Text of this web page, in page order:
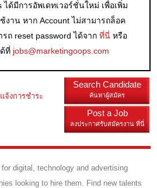
INSIGHT
DIGITAL
JOBS
JOBS
วิธีลงปร
ได้มีการอัพเดทเวอร์ชั่นใหม่ เพื่อเพิ่ม
งาน หาก Account ไม่สามารถล็อค
ถ reset password ได้จาก ที่นี่ หรือ
ที่ jobs@marketingoops.com
แจ้งการชำระ
Search Candidate
ค้นหาผู้สมัคร
Post a Job
ลงประกาศรับสมัครงาน ที่นี่
digital, technology and advertising
looking to hire them. Find new talents